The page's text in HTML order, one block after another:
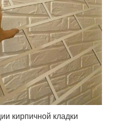
кирпичной кладки